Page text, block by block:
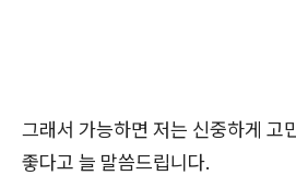
그래서 가능하면 저는 신중하게 고
좋다고 늘 말씀드립니다.